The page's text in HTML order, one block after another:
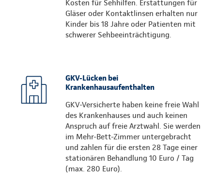
Kosten für Sehhilfen. Erstattungen für
Gläser oder Kontaktlinsen erhalten nur
Kinder bis 18 Jahre oder Patienten mit
schwerer Sehbeeinträchtigung.
GKV-Lücken bei
Krankenhausaufenthalten
GKV-Versicherte haben keine freie Wahl
des Krankenhauses und auch keinen
Anspruch auf freie Arztwahl. Sie werden
im Mehr-Bett-Zimmer untergebracht
und zahlen für die ersten 28 Tage einer
stationären Behandlung 10 Euro / Tag
(max. 280 Euro).